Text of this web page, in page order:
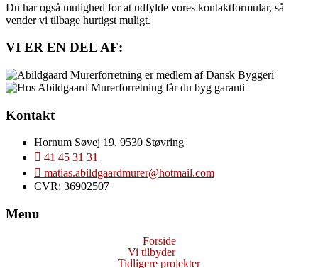
Du har også mulighed for at udfylde vores kontaktformular, så
vender vi tilbage hurtigst muligt.
VI ER EN DEL AF:
Kontakt
Hornum Søvej 19, 9530 Støvring
41 45 31 31
matias.abildgaardmurer@hotmail.com
CVR: 36902507
Menu
Forside
Vi tilbyder
Tidligere projekter